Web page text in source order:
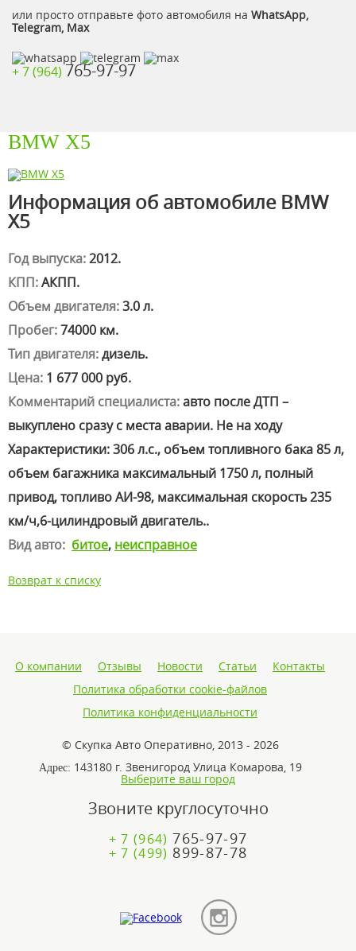
или просто отправьте фото автомобиля на WhatsApp,
Telegram, Max
+ 7 (964) 765-97-97
BMW X5
Информация об автомобиле BMW
X5
Год выпуска:2012.
КПП:АКПП.
Объем двигателя:3.0 л.
Пробег:74000 км.
Тип двигателя:дизель.
Цена: 1 677 000 руб.
Комментарий специалиста:авто после ДТП –
выкуплено сразу с места аварии. Не на ходу
Характеристики: 306 л.с., объем топливного бака 85 л,
объем багажника максимальный 1750 л, полный
привод, топливо АИ-98, максимальная скорость 235
км/ч,6-цилиндровый двигатель..
Вид авто: битое, неисправное
Возврат к списку
О компании Отзывы Новости Статьи
Контакты
Политика обработки cookie-файлов
Политика конфиденциальности
© Скупка Авто Оперативно, 2013 - 2026
Адрес: 143180 г. Звенигород Улица Комарова, 19
Выберите ваш город
Звоните круглосуточно
+ 7 (964)765-97-97
+ 7 (499) 899-87-78